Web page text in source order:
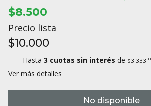
$8.500
Precio lista
$10.000
Hasta 3 cuotas sin interés de $3.333 33
Ver más detalles
No disponible